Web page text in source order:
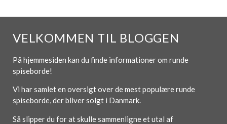
VELKOMMEN TIL BLOGGEN
På hjemmesiden kan du finde informationer om runde
spiseborde!
Vi har samlet en oversigt over de mest populære runde
spiseborde, der bliver solgt i Danmark.
Så slipper du for at skulle sammenligne et utal af